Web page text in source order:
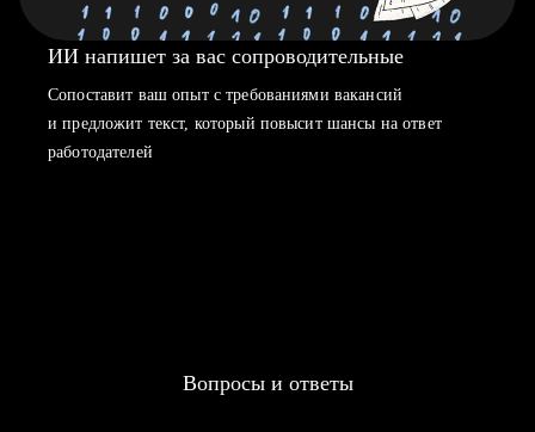
ИИ напишет за вас сопроводительные
Сопоставит ваш опыт с требованиями вакансий
и предложит текст, который повысит шансы на ответ
работодателей
Вопросы и ответы